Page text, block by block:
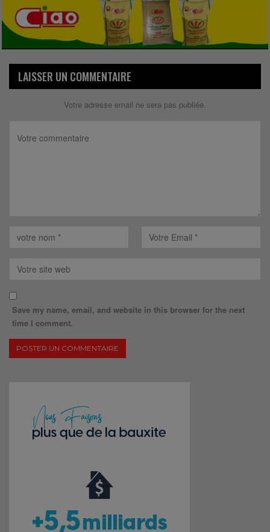
LAISSER UN COMMENTAIRE
Votre adresse email ne sera pas publiée.
Save my name, email, and website in this browser for the next
time I comment.